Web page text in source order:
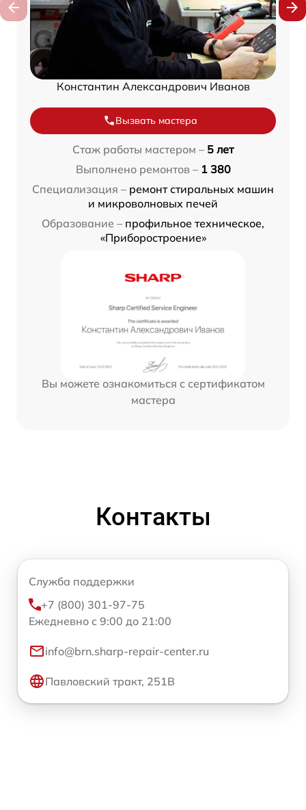
Константин Александрович Иванов
Вызвать мастера
Стаж работы мастером – 5 лет
Выполнено ремонтов – 1 380
Специализация – ремонт стиральных машин
и микроволновых печей
Образование – профильное техническое,
«Приборостроение»
Вы можете ознакомиться с сертификатом
мастера
Контакты
Служба поддержки
+7 (800) 301-97-75
Ежедневно с 9:00 до 21:00
info@brn.sharp-repair-center.ru
Павловский тракт, 251В